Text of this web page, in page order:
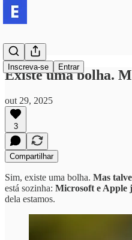
Inscreva-se Entrar
Existe uma bolha.
out 29, 2025
3
Compartilhar
Sim, existe uma bolha. Mas
está sozinha: Microsoft e Apple
dela estamos.